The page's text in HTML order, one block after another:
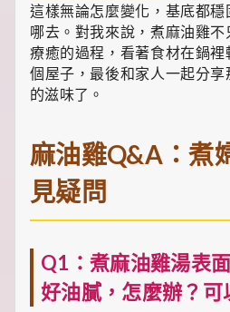
這樣無論怎麼變化，基底都
哪去。對我來說，煮麻油雞
療癒的過程，看著食材在鍋
個屋子，最後和家人一起分
的滋味了。
麻油雞Q&A：煮
見疑問
Q1：煮麻油雞湯表
好油膩，怎麼辦？可